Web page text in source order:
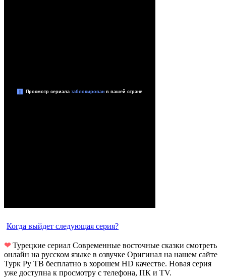
Когда выйдет следующая серия?
❤Турецкие сериал Современные восточные сказки смотреть
онлайн на русском языке в озвучке Оригинал на нашем сайте
Турк Ру ТВ бесплатно в хорошем HD качестве. Новая серия
уже доступна к просмотру с телефона, ПК и TV.